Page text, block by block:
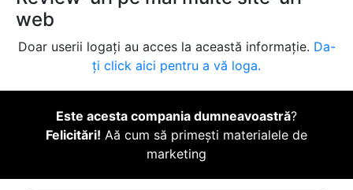
web
Doar userii logați au acces la această informație. Da-
ți click aici pentru a vă loga.
Este acesta compania dumneavoastră?
Felicitări! Aă cum să primești materialele de
marketing